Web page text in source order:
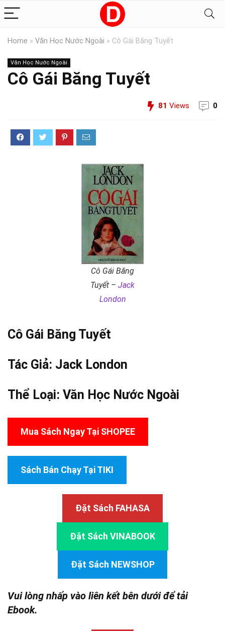
Home » Văn Học Nước Ngoài » Cô Gái Băng Tuyết
Văn Học Nước Ngoài
Cô Gái Băng Tuyết
81 Views 0
Cô Gái Băng
Tuyết – Jack
London
Cô Gái Băng Tuyết
Tác Giả: Jack London
Thể Loại: Văn Học Nước Ngoài
Mua Sách Ngay Tại SHOPEE
Sách Bán Chạy Tại TIKI
Đặt Sách FAHASA
Đặt Sách VINABOOK
Đặt Sách NEWSHOP
Vui lòng nhấp vào liên kết bên dưới để tải
Ebook.